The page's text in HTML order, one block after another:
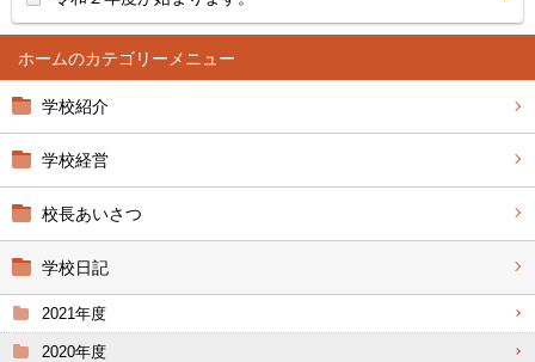
ホーム
学校紹介
学校経営
校長あいさつ
学校日記
2021年度
2020年度